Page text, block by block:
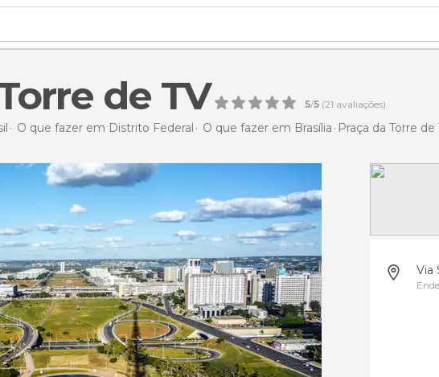
de TV 5/5 (21 avaliações)
O que fazer em Distrito Federal O que fazer em Brasília Praça da Torre de
Via